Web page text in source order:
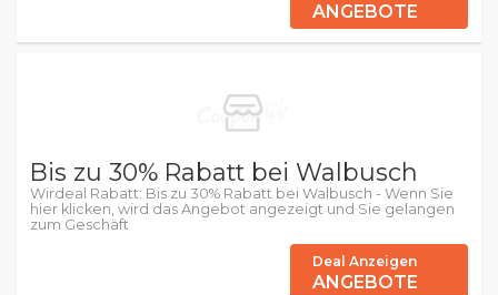
ANGEBOTE
Bis zu 30% Rabatt bei Walbusch
Wirdeal Rabatt: Bis zu 30% Rabatt bei Walbusch - Wenn Sie
hier klicken, wird das Angebot angezeigt und Sie gelangen
zum Geschäft
Deal Anzeigen
ANGEBOTE